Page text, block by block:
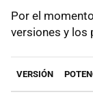
Por el
versiones y los
VERSIÓN